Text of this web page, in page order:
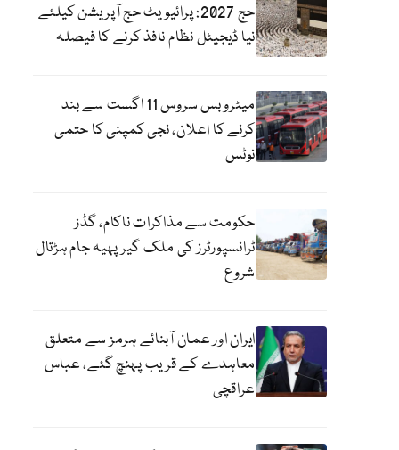
حج 2027: پرائیویٹ حج آپریشن کیلئے
نیا ڈیجیٹل نظام نافذ کرنے کا فیصلہ
میٹرو بس سروس 11 اگست سے بند
کرنے کا اعلان، نجی کمپنی کا حتمی
نوٹس
حکومت سے مذاکرات ناکام، گڈز
ٹرانسپورٹرز کی ملک گیر پہیہ جام ہڑتال
شروع
ایران اور عمان آبنائے ہرمز سے متعلق
معاہدے کے قریب پہنچ گئے، عباس
عراقچی